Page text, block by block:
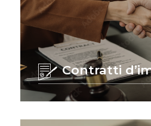
Contratti